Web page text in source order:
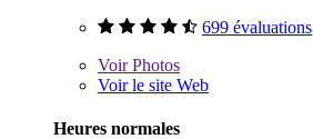
699 évaluations
VoirPhotos
Voir le site Web
Heures normales